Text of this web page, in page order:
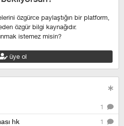
özgürce paylaştığın bir platform,
özgür bilgi kaynağıdır.
istemez misin?
üye ol
1
1
hk